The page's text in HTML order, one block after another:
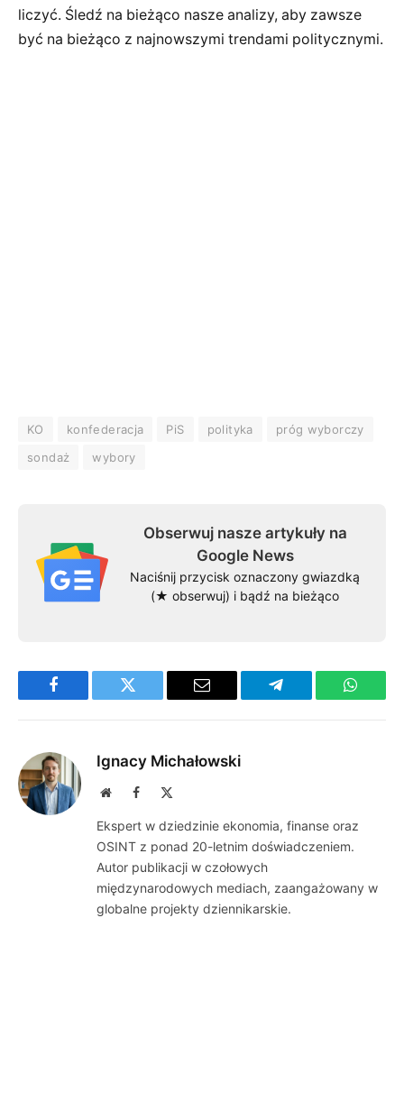
liczyć. Śledź na bieżąco nasze analizy, aby zawsze
być na bieżąco z najnowszymi trendami politycznymi.
KO konfederacja PiS polityka
próg wyborczy
sondaż
wybory
Obserwuj nasze artykuły na
Google News
Naciśnij przycisk oznaczony gwiazdką
(★ obserwuj) i bądź na bieżąco
Facebook Twitter Email Telegram
Ignacy Michałowski
WebsiteFacebook
Ekspert w dziedzinie ekonomia, finanse oraz
OSINT z ponad 20-letnim doświadczeniem.
Autor publikacji w czołowych
międzynarodowych mediach, zaangażowany w
globalne projekty dziennikarskie.